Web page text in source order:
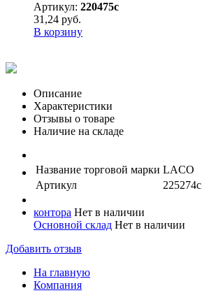
Артикул: 220475с
31,24 руб.
В корзину
Описание
Характеристики
Отзывы о товаре
Наличие на складе
Название торговой марки LACO
Артикул
225274с
контора Нет в наличии
Основной склад Нет в наличии
Добавить отзыв
На главную
Компания